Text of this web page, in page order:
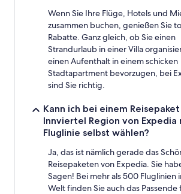
Wenn Sie Ihre Flüge, Hotels und
zusammen buchen, genießen Sie
Rabatte. Ganz gleich, ob Sie einen
Strandurlaub in einer Villa
einen Aufenthalt in einem schicken
Stadtapartment bevorzugen, bei
sind Sie richtig.
Kann ich bei einem
Innviertel Region von Expedia
Fluglinie selbst wählen?
Ja, das ist nämlich gerade das
Reisepaketen von Expedia. Sie
Sagen! Bei mehr als 500 Fluglinien
Welt finden Sie auch das Passende